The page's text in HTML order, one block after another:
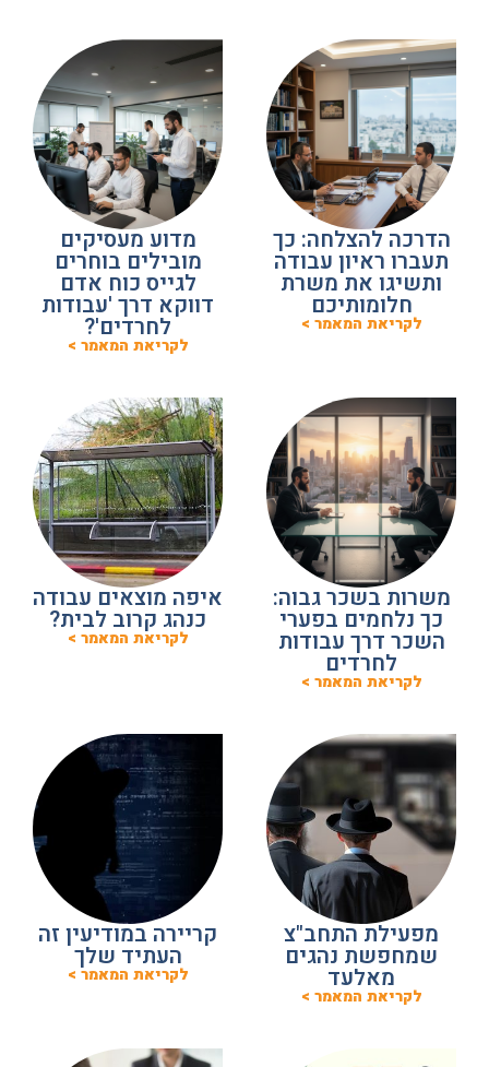
הדרכה להצלחה: כך
תעברו ראיון עבודה
ותשיגו את משרת
חלומותיכם
לקריאת המאמר >
מדוע מעסיקים
מובילים בוחרים
לגייס כוח אדם
דווקא דרך 'עבודות
לחרדים'?
לקריאת המאמר >
משרות בשכר גבוה:
כך נלחמים בפערי
השכר דרך עבודות
לחרדים
לקריאת המאמר >
איפה מוצאים עבודה
כנהג קרוב לבית?
לקריאת המאמר >
מפעילת התחב"צ
שמחפשת נהגים
מאלעד
לקריאת המאמר >
קריירה במודיעין זה
העתיד שלך
לקריאת המאמר >